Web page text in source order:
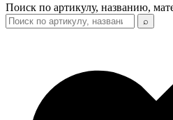
Поиск по артикулу, названию,
⌕